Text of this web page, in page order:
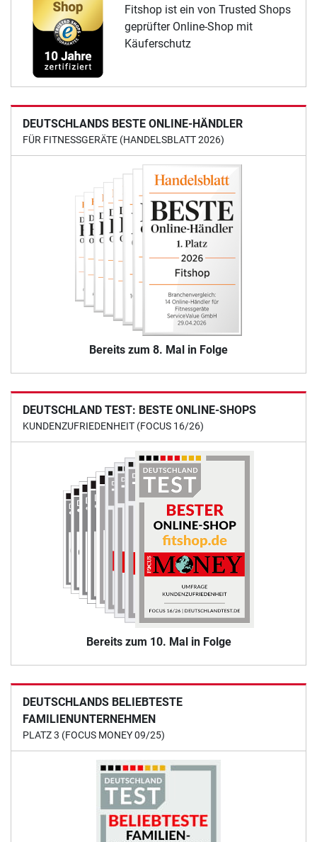
Fitshop ist ein von Trusted Shops
geprüfter Online-Shop mit
Käuferschutz
DEUTSCHLANDS BESTE ONLINE-HÄNDLER
FÜR FITNESSGERÄTE (HANDELSBLATT 2026)
Bereits zum 8. Mal in Folge
DEUTSCHLAND TEST: BESTE ONLINE-SHOPS
KUNDENZUFRIEDENHEIT (FOCUS 16/26)
Bereits zum 10. Mal in Folge
DEUTSCHLANDS BELIEBTESTE
FAMILIENUNTERNEHMEN
PLATZ 3 (FOCUS MONEY 09/25)